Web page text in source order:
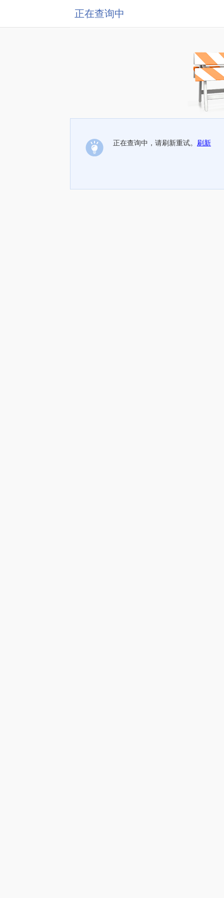
正在查询中
正在查询中，请刷新重试。 刷新